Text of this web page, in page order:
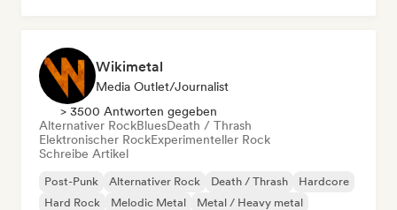
Wikimetal
Media Outlet/Journalist
> 3500 Antworten gegeben
Alternativer RockBluesDeath / Thrash
Elektronischer RockExperimenteller Rock
Schreibe Artikel
Post-Punk Alternativer Rock Death / Thrash
Hardcore
Hard Rock
Melodic Metal
Metal / Heavy metal